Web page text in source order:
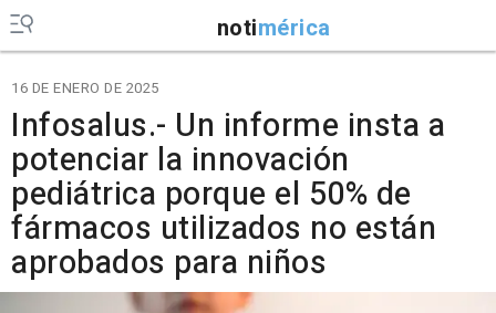
notimérica
16 DE ENERO DE 2025
Infosalus.- Un informe insta a
potenciar la innovación
pediátrica porque el 50% de
fármacos utilizados no están
aprobados para niños